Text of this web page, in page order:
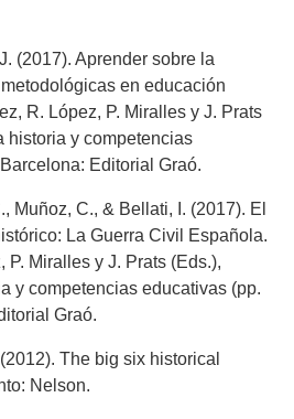
(2017). Aprender sobre la
en educación
R. López, P. Miralles y J. Prats
historia y competencias
Editorial Graó.
Muñoz, C., & Bellati, I. (2017). El
La Guerra Civil Española.
P. Miralles y J. Prats (Eds.),
y competencias educativas (pp.
Graó.
The big six historical
Nelson.